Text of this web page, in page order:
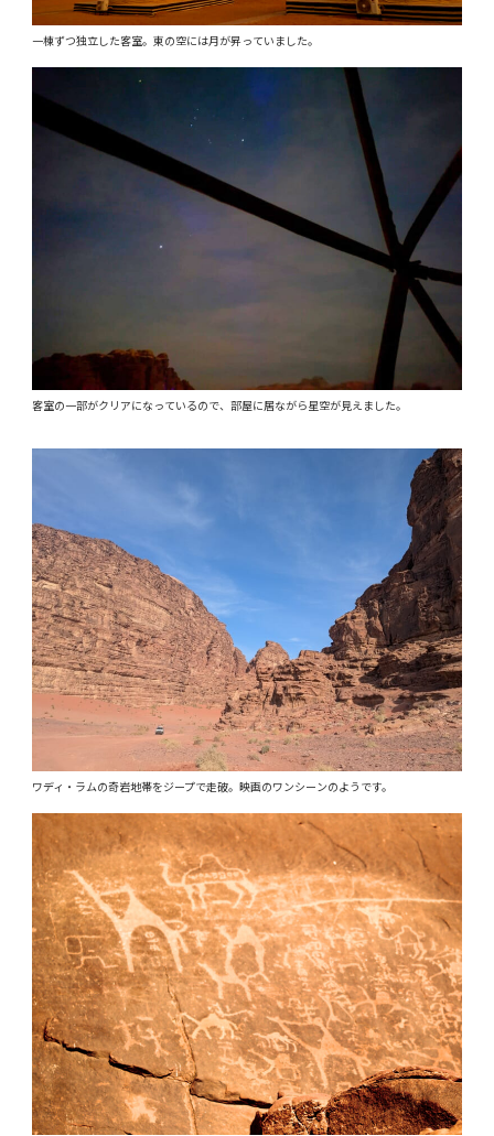
一棟ずつ独立した客室。東の空には月が昇っていました。
客室の一部がクリアになっているので、部屋に居ながら星空が見えました。
ワディ・ラムの奇岩地帯をジープで走破。映画のワンシーンのようです。